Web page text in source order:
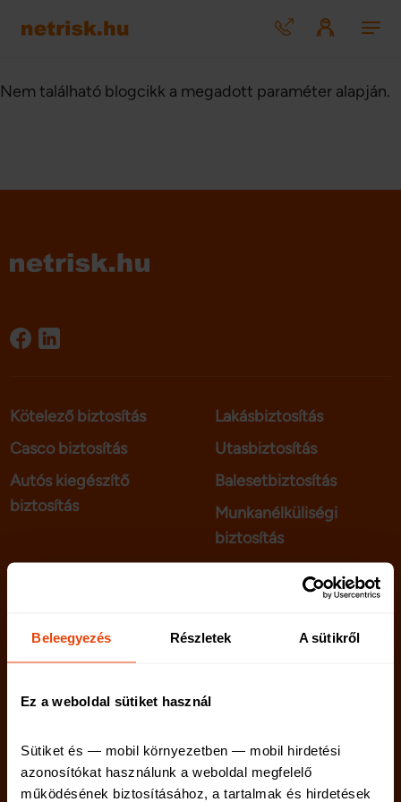
Beleegyezés Részletek A sütikről
Ez a weboldal sütiket használ
Sütiket és — mobil környezetben — mobil hirdetési
azonosítókat használunk a weboldal megfelelő
működésének biztosításához, a tartalmak és hirdetések
Nem található blogcikk a megadott paraméter alapján.
Kötelező biztosítás
Casco biztosítás
Autós kiegészítő
biztosítás
Lakásbiztosítás
Utasbiztosítás
Balesetbiztosítás
Munkanélküliségi
biztosítás
netriskauto.hu
Netrisk blog